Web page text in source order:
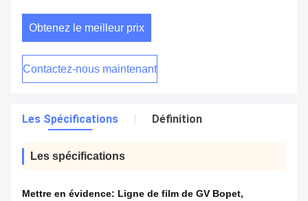
Obtenez le meilleur prix
Contactez-nous maintenant
Les Spécifications Définition
Les spécifications
Mettre en évidence: Ligne de film de GV Bopet,